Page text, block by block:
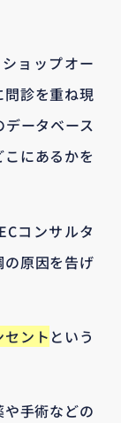
ョップオー
診を重ね現
ータベース
にあるかを
コンサルタ
原因を告げ
ント という
手術などの